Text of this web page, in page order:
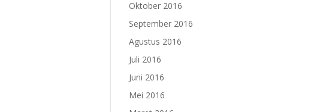
Oktober 2016
September 2016
Agustus 2016
Juli 2016
Juni 2016
Mei 2016